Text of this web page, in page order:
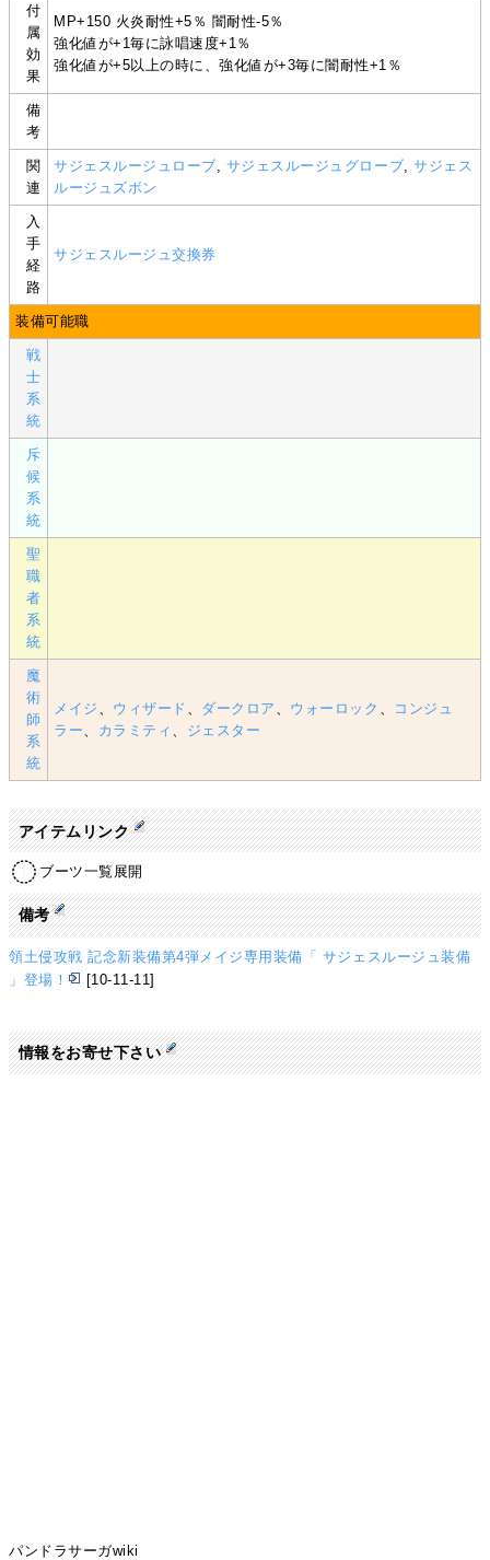
付
属
効
果
MP+150 火炎耐性+5％ 闇耐性-5％
強化値が+1毎に詠唱速度+1％
強化値が+5以上の時に、強化値が+3毎に闇耐性+1％
備
考
関
連
サジェスルージュローブ サジェスルージュグローブ ,サジェス
ルージュズボン
入
手
経
路
サジェスルージュ交換券
装備可能職
戦
士
系
統
斥
候
系
統
聖
職
者
系
統
魔
術
師
系
統
メイジ ウィザード ダークロア ウォーロック
コンジュ
ラー
カラミティ ジェスター
アイテムリンク
ブーツ一覧展開
備考
領土侵攻戦 記念新装備第4弾メイジ専用装備「 サジェスルージュ装備
」登場！
[10-11-11]
情報をお寄せ下さい
パンドラサーガwiki